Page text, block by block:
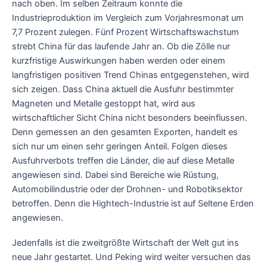
nach oben. Im selben Zeitraum konnte die
Industrieproduktion im Vergleich zum Vorjahresmonat um
7,7 Prozent zulegen. Fünf Prozent Wirtschaftswachstum
strebt China für das laufende Jahr an. Ob die Zölle nur
kurzfristige Auswirkungen haben werden oder einem
langfristigen positiven Trend Chinas entgegenstehen, wird
sich zeigen. Dass China aktuell die Ausfuhr bestimmter
Magneten und Metalle gestoppt hat, wird aus
wirtschaftlicher Sicht China nicht besonders beeinflussen.
Denn gemessen an den gesamten Exporten, handelt es
sich nur um einen sehr geringen Anteil. Folgen dieses
Ausfuhrverbots treffen die Länder, die auf diese Metalle
angewiesen sind. Dabei sind Bereiche wie Rüstung,
Automobilindustrie oder der Drohnen- und Robotiksektor
betroffen. Denn die Hightech-Industrie ist auf Seltene Erden
angewiesen.
Jedenfalls ist die zweitgrößte Wirtschaft der Welt gut ins
neue Jahr gestartet. Und Peking wird weiter versuchen das